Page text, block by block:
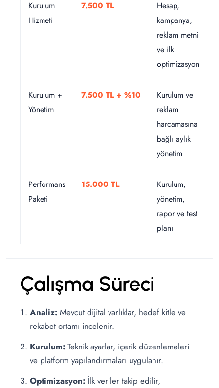
Kurulum
Hizmeti
7.500 TL
Hesap,
kampanya,
reklam metni
ve ilk
optimizasyon
Kurulum +
Yönetim
7.500 TL + %10
Kurulum ve
reklam
harcamasına
bağlı aylık
yönetim
Performans
Paketi
15.000 TL
Kurulum,
yönetim,
rapor ve test
planı
Çalışma Süreci
Analiz: Mevcut dijital varlıklar, hedef kitle ve
rekabet ortamı incelenir.
Kurulum: Teknik ayarlar, içerik düzenlemeleri
ve platform yapılandırmaları uygulanır.
Optimizasyon: İlk veriler takip edilir,